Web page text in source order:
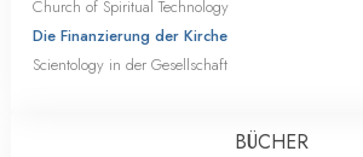
Church of Spiritual Technology
Die Finanzierung der Kirche
Scientology in der Gesellschaft
BÜCHER